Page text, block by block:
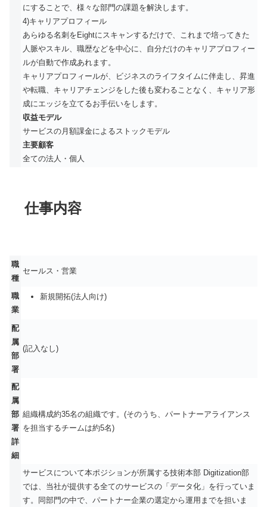
にすることで、様々な部門の課題を解決します。
4)キャリアプロフィール
あらゆる名刺をEightにスキャンするだけで、これまで培ってきた
人脈やスキル、職歴などを中心に、自分だけのキャリアプロフィー
ルが自動で作成あれます。
キャリアプロフィールが、ビジネスのライフタイムに伴走し、昇進
や転職、キャリアチェンジをした後も変わることなく、キャリア形
成にエッジを立てるお手伝いをします。
収益モデル
サービスの月額課金によるストックモデル
主要顧客
全ての法人・個人
仕事内容
職
種
セールス・営業
職
業
新規開拓(法人向け)
配
属
部
署
(記入なし)
配
属
部
署
詳
細
組織構成約35名の組織です。(そのうち、パートナーアライアンス
を担当するチームは約5名)
サービスについて本ポジションが所属する技術本部 Digitization部
では、当社が提供する全てのサービスの「データ化」を行っていま
す。同部門の中で、パートナー企業の選定から運用までを担いま